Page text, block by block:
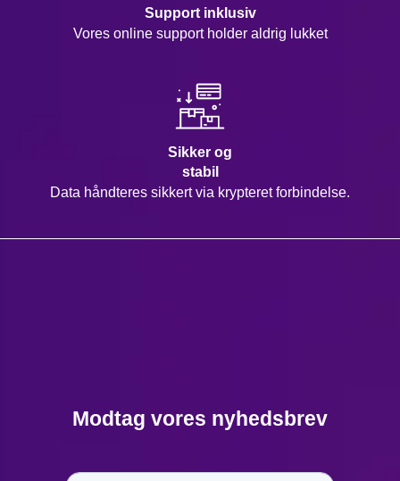
Support inklusiv
Vores online support holder aldrig lukket
Sikker og
stabil
Data håndteres sikkert via krypteret forbindelse.
Modtag vores nyhedsbrev